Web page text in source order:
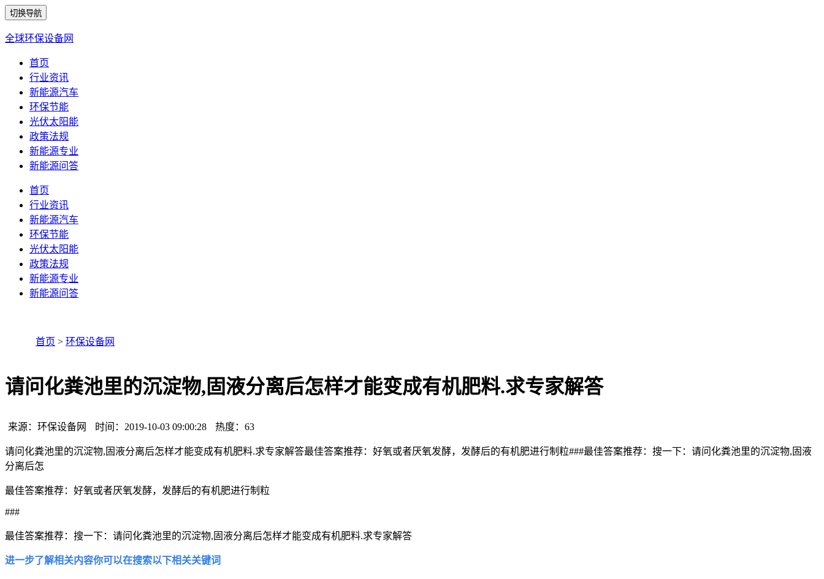
切换导航
全球环保设备网
首页
行业资讯
新能源汽车
环保节能
光伏太阳能
政策法规
新能源专业
新能源问答
首页
行业资讯
新能源汽车
环保节能
光伏太阳能
政策法规
新能源专业
新能源问答
首页 > 环保设备网
请问化粪池里的沉淀物,固液分离后怎样才能变成有机肥料.求专家解答
来源：环保设备网 时间：2019-10-03 09:00:28 热度：63
请问化粪池里的沉淀物,固液分离后怎样才能变成有机肥料.求专家解答最佳答案推荐：好氧或者厌氧发酵，发酵后的有机肥进行制粒###最佳答案推荐：搜一下：请问化粪池里的沉淀物,固液
分离后怎
最佳答案推荐：好氧或者厌氧发酵，发酵后的有机肥进行制粒
###
最佳答案推荐：搜一下：请问化粪池里的沉淀物,固液分离后怎样才能变成有机肥料.求专家解答
进一步了解相关内容你可以在搜索以下相关关键词